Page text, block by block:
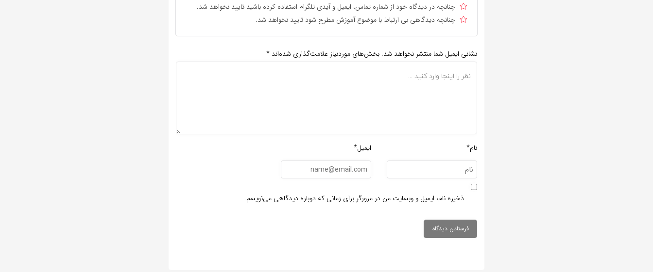
چنانچه در دیدگاه خود از شماره تماس، ایمیل و آیدی تلگرام استفاده کرده باشید تایید نخواهد شد.
چنانچه دیدگاهی بی ارتباط با موضوع آموزش مطرح شود تایید نخواهد شد.
نشانی ایمیل شما منتشر نخواهد شد. بخش‌های موردنیاز علامت‌گذاری شده‌اند *
نام* ایمیل*
ذخیره نام، ایمیل و وبسایت من در مرورگر برای زمانی که دوباره دیدگاهی می‌نویسم.